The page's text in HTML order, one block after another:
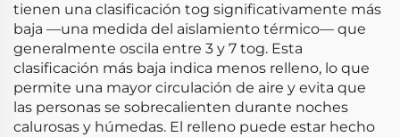
tienen una clasificación tog significativamente más
baja —una medida del aislamiento térmico— que
generalmente oscila entre 3 y 7 tog. Esta
clasificación más baja indica menos relleno, lo que
permite una mayor circulación de aire y evita que
las personas se sobrecalienten durante noches
calurosas y húmedas. El relleno puede estar hecho